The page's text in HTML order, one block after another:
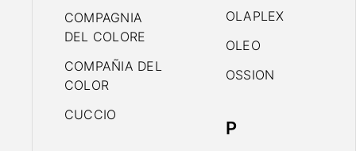
COMPAGNIA
DEL COLORE
COMPAÑIA DEL
COLOR
CUCCIO
OLAPLEX
OLEO
OSSION
P